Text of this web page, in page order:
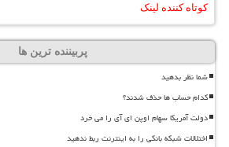
کوتاه کننده لینک
پربیننده ترین ها
شما نظر بدهید
کدام حساب ها حذف شدند؟
دولت آمریکا سهام اوپن ای آی را می خرد
اختلالات شبکه بانکی را به اینترنت ربط ندهید